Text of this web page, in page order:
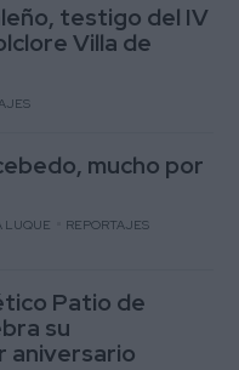
testigo del IV
Villa de
mucho por
LUQUE REPORTAJES
Patio de
su
aniversario